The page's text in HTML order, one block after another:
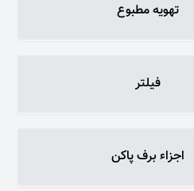
تهویه مطبوع
فیلتر
اجزاء برف پاکن